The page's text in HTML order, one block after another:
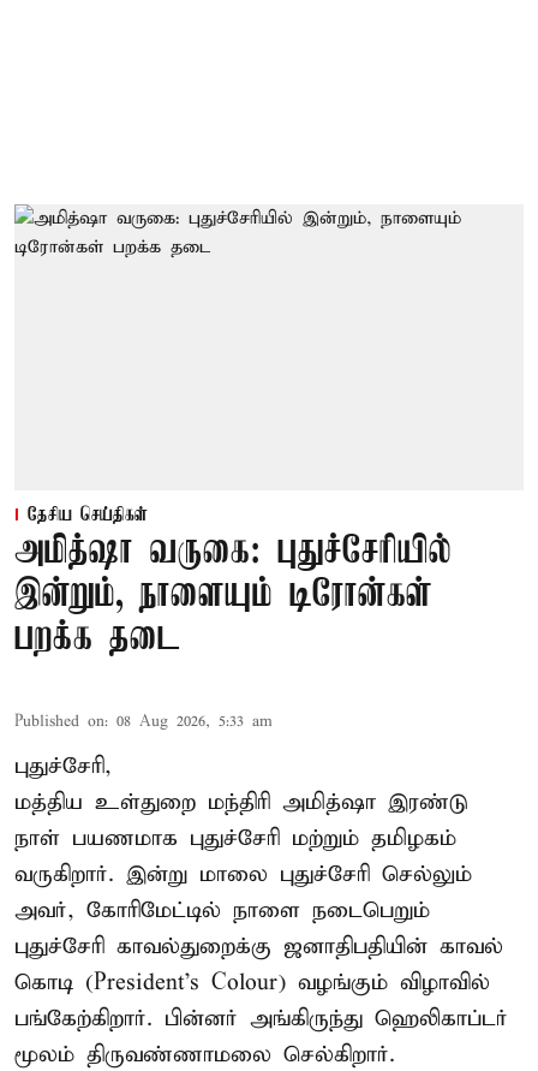
தேசிய செய்திகள்
அமித்ஷா வருகை: புதுச்சேரியில்
இன்றும், நாளையும் டிரோன்கள்
பறக்க தடை
Published on: 08 Aug 2026, 5:33 am
புதுச்சேரி,
மத்திய உள்துறை மந்திரி அமித்ஷா இரண்டு
நாள் பயணமாக புதுச்சேரி மற்றும் தமிழகம்
வருகிறார். இன்று மாலை புதுச்சேரி செல்லும்
அவர், கோரிமேட்டில் நாளை நடைபெறும்
புதுச்சேரி காவல்துறைக்கு ஜனாதிபதியின் காவல்
கொடி (President's Colour) வழங்கும் விழாவில்
பங்கேற்கிறார். பின்னர் அங்கிருந்து ஹெலிகாப்டர்
மூலம் திருவண்ணாமலை செல்கிறார்.